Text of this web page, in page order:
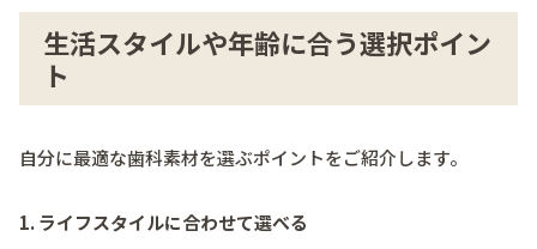
生活スタイルや年齢に合う選択ポイン
ト
自分に最適な歯科素材を選ぶポイントをご紹介します。
1. ライフスタイルに合わせて選べる